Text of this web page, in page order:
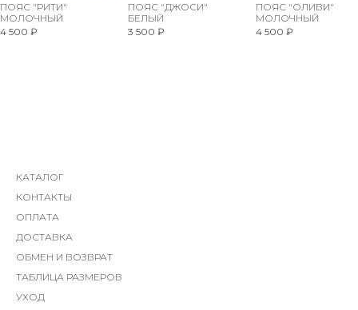
ПОЯС "РИТИ"
МОЛОЧНЫЙ
4 500 ₽
ПОЯС "ДЖОСИ"
БЕЛЫЙ
3 500 ₽
ПОЯС "ОЛИВИ"
МОЛОЧНЫЙ
4 500 ₽
КАТАЛОГ
КОНТАКТЫ
ОПЛАТА
ДОСТАВКА
ОБМЕН И ВОЗВРАТ
ТАБЛИЦА РАЗМЕРОВ
УХОД